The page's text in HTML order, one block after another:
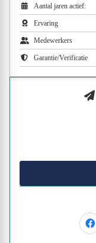
Aantal jaren actief:
Ervaring
Medewerkers
Garantie/Verificatie